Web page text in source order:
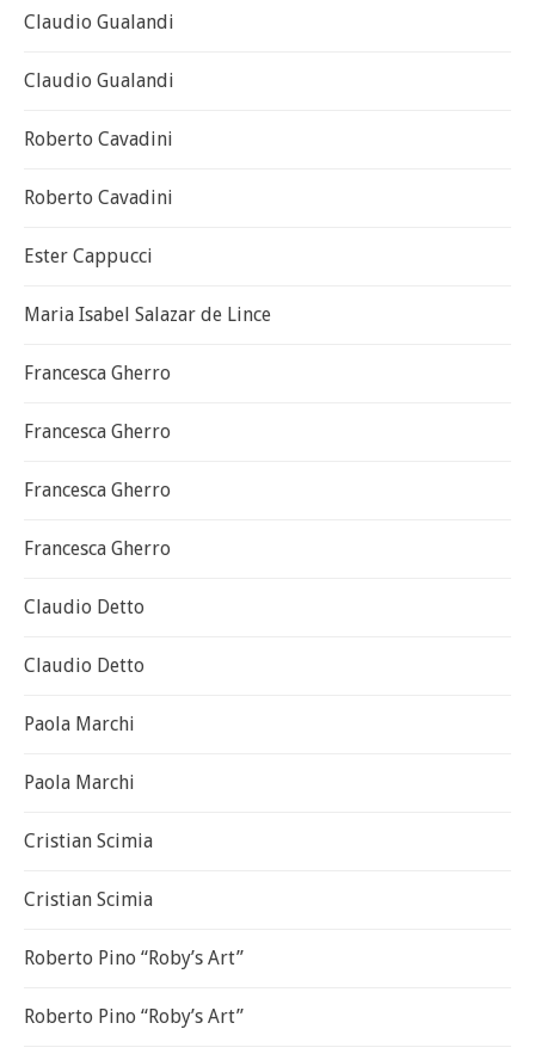
Claudio Gualandi
Claudio Gualandi
Roberto Cavadini
Roberto Cavadini
Ester Cappucci
Maria Isabel Salazar de Lince
Francesca Gherro
Francesca Gherro
Francesca Gherro
Francesca Gherro
Claudio Detto
Claudio Detto
Paola Marchi
Paola Marchi
Cristian Scimia
Cristian Scimia
Roberto Pino “Roby’s Art”
Roberto Pino “Roby’s Art”